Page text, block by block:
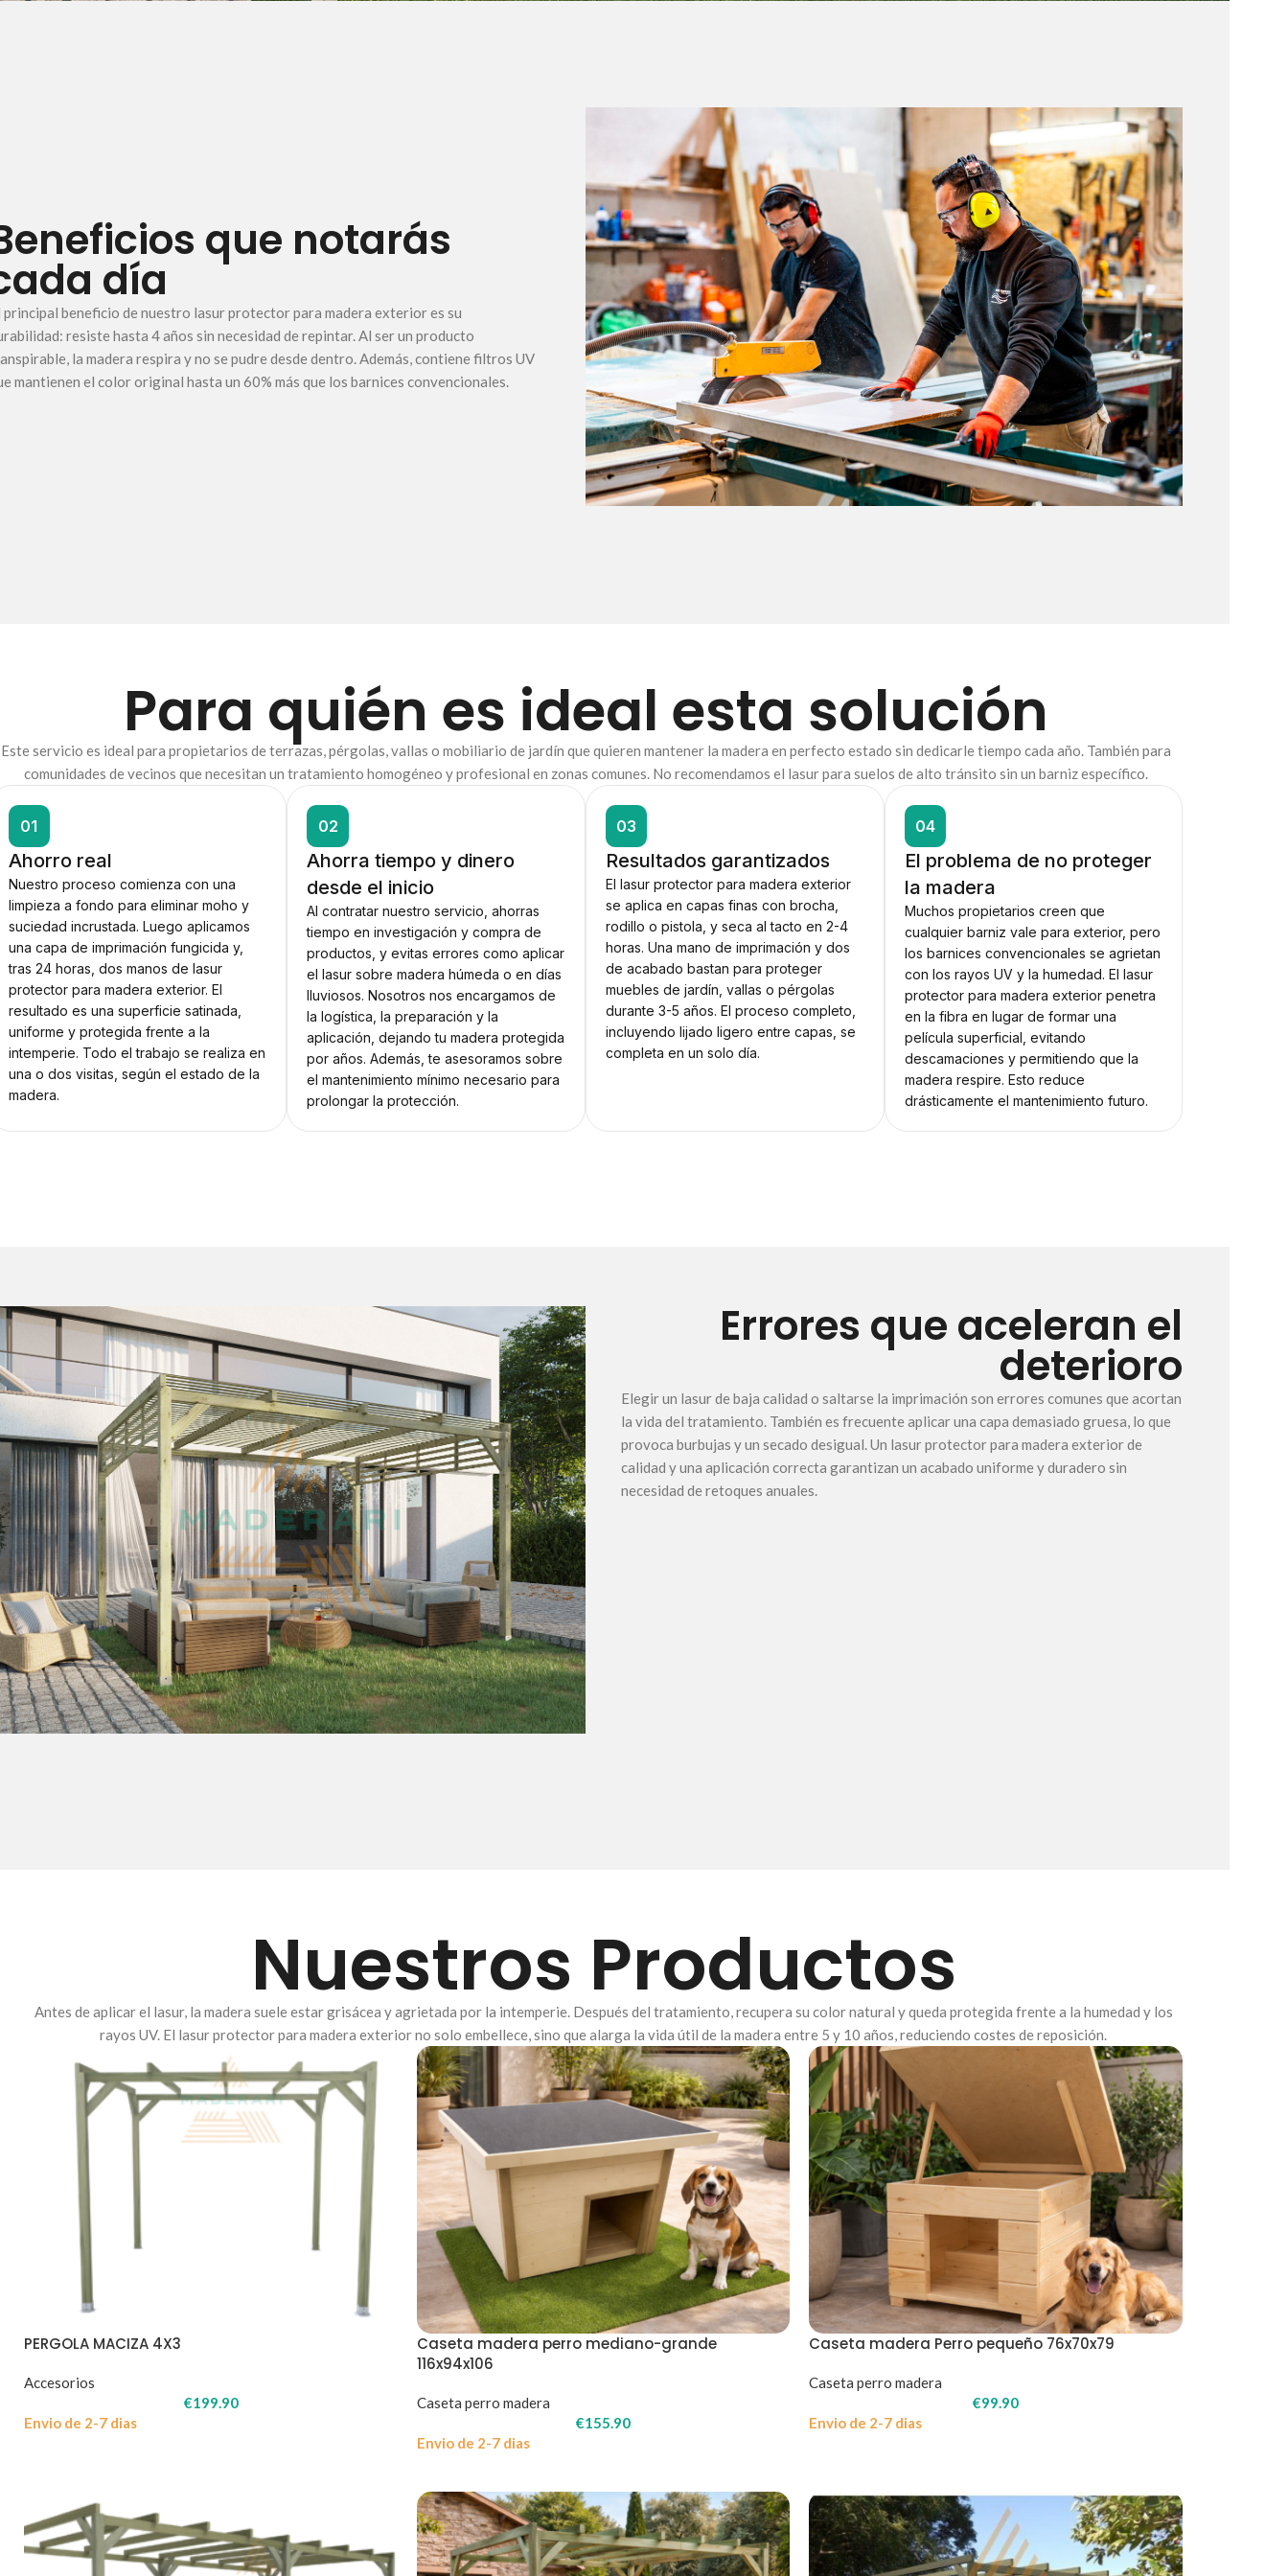
que notarás
día
principal beneficio de nuestro lasur protector para madera exterior es su
resiste hasta 4 años sin necesidad de repintar. Al ser un producto
la madera respira y no se pudre desde dentro. Además, contiene filtros UV
mantienen el color original hasta un 60% más que los barnices convencionales.
Para quién es ideal esta solución
Este servicio es ideal para propietarios de terrazas, pérgolas, vallas o mobiliario de jardín que quieren mantener la madera en perfecto estado sin dedicarle tiempo cada año. También para
comunidades de vecinos que necesitan un tratamiento homogéneo y profesional en zonas comunes. No recomendamos el lasur para suelos de alto tránsito sin un barniz específico.
01
Ahorro real
Nuestro proceso comienza con una
limpieza a fondo para eliminar moho y
suciedad incrustada. Luego aplicamos
una capa de imprimación fungicida y,
tras 24 horas, dos manos de lasur
protector para madera exterior. El
resultado es una superficie satinada,
uniforme y protegida frente a la
intemperie. Todo el trabajo se realiza en
una o dos visitas, según el estado de la
madera.
02
Ahorra tiempo y dinero
desde el inicio
Al contratar nuestro servicio, ahorras
tiempo en investigación y compra de
productos, y evitas errores como aplicar
el lasur sobre madera húmeda o en días
lluviosos. Nosotros nos encargamos de
la logística, la preparación y la
aplicación, dejando tu madera protegida
por años. Además, te asesoramos sobre
el mantenimiento mínimo necesario para
prolongar la protección.
03
Resultados garantizados
El lasur protector para madera exterior
se aplica en capas finas con brocha,
rodillo o pistola, y seca al tacto en 2-4
horas. Una mano de imprimación y dos
de acabado bastan para proteger
muebles de jardín, vallas o pérgolas
durante 3-5 años. El proceso completo,
incluyendo lijado ligero entre capas, se
completa en un solo día.
04
El problema de no proteger
la madera
Muchos propietarios creen que
cualquier barniz vale para exterior, pero
los barnices convencionales se agrietan
con los rayos UV y la humedad. El lasur
protector para madera exterior penetra
en la fibra en lugar de formar una
película superficial, evitando
descamaciones y permitiendo que la
madera respire. Esto reduce
drásticamente el mantenimiento futuro.
Errores que aceleran el
deterioro
Elegir un lasur de baja calidad o saltarse la imprimación son errores comunes que acortan
la vida del tratamiento. También es frecuente aplicar una capa demasiado gruesa, lo que
provoca burbujas y un secado desigual. Un lasur protector para madera exterior de
calidad y una aplicación correcta garantizan un acabado uniforme y duradero sin
necesidad de retoques anuales.
Nuestros Productos
Antes de aplicar el lasur, la madera suele estar grisácea y agrietada por la intemperie. Después del tratamiento, recupera su color natural y queda protegida frente a la humedad y los
rayos UV. El lasur protector para madera exterior no solo embellece, sino que alarga la vida útil de la madera entre 5 y 10 años, reduciendo costes de reposición.
PERGOLA MACIZA 4X3
Accesorios
€199.90
Envio de 2-7 dias
Caseta madera perro mediano-grande
116x94x106
Caseta perro madera
€155.90
Envio de 2-7 dias
Caseta madera Perro pequeño 76x70x79
Caseta perro madera
€99.90
Envio de 2-7 dias